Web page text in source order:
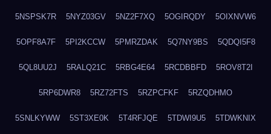
5NSPSK7R 5NYZ03GV 5NZ2F7XQ 5OGIRQDY 5OIXNVW6
5OPF8A7F 5PI2KCCW 5PMRZDAK 5Q7NY9BS 5QDQI5F8
5QL8UU2J 5RALQ21C 5RBG4E64 5RCDBBFD 5ROV8T2I
5RP6DWR8 5RZ72FTS 5RZPCFKF 5RZQDHMO
5SNLKYWW 5ST3XE0K 5T4RFJQE 5TDWI9U5 5TDWKNIX